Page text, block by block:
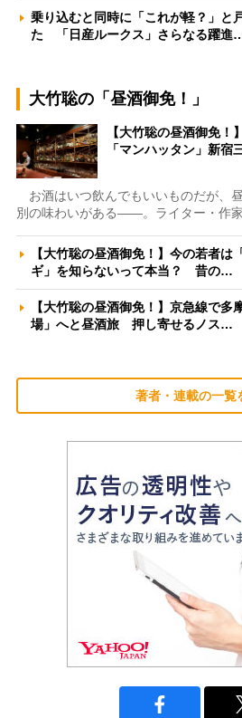
乗り込むと同時に「これが軽？」と
た 「日産ルークス」さらなる躍進
大竹聡の「昼酒御免！」
【大竹聡の昼酒御免！
「マンハッタン」新
お酒はいつ飲んでもいいものだが、
別の味わいがある――。ライター・作
【大竹聡の昼酒御免！】今の若者は
ギ」を知らないって本当？ 昔の…
【大竹聡の昼酒御免！】京急線で多
場」へと昼酒旅 押し寄せるノス…
著者・連載の一覧